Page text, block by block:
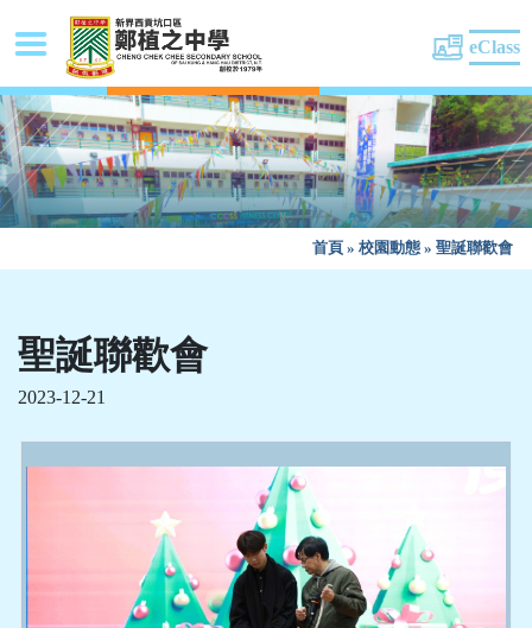
eClass
首頁 » 校園動態 » 聖誕聯歡會
聖誕聯歡會
2023-12-21